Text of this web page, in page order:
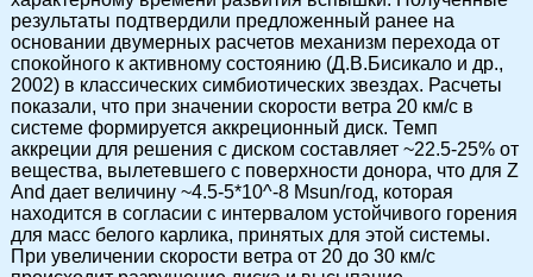
результаты подтвердили предложенный ранее на
основании двумерных расчетов механизм перехода от
спокойного к активному состоянию (Д.В.Бисикало и др.,
2002) в классических симбиотических звездах. Расчеты
показали, что при значении скорости ветра 20 км/c в
системе формируется аккреционный диск. Темп
аккреции для решения с диском составляет ~22.5-25% от
вещества, вылетевшего с поверхности донора, что для Z
And дает величину ~4.5-5*10^-8 Msun/год, которая
находится в согласии с интервалом устойчивого горения
для масс белого карлика, принятых для этой системы.
При увеличении скорости ветра от 20 до 30 км/c